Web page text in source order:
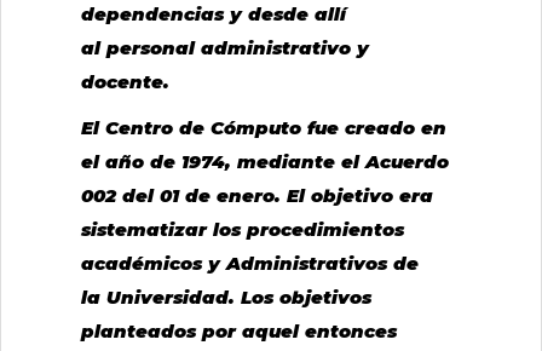
dependencias y desde allí
al personal administrativo y
docente.
El Centro de Cómputo fue creado en
el año de 1974, mediante el Acuerdo
002 del 01 de enero. El objetivo era
sistematizar los procedimientos
académicos y Administrativos de
la Universidad. Los objetivos
planteados por aquel entonces